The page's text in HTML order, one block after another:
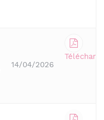
14/04/2026